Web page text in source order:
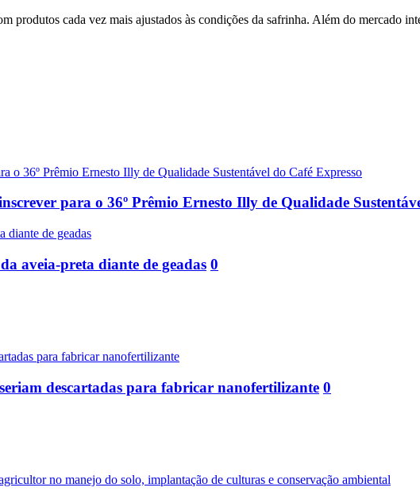
produtos cada vez mais ajustados às condições da safrinha. Além do mercado
para o 36º Prêmio Ernesto Illy de Qualidade
aveia-preta diante de geadas 0
descartadas para fabricar nanofertilizante 0